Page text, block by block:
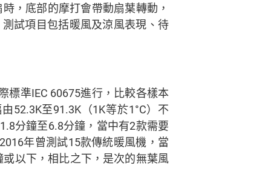
，底部的摩打會帶動扇葉轉動，
試項目包括暖風及涼風表現、待
標準IEC 60675進行，比較各樣本
52.3K至91.3K（1K等於1°C）不
分鐘至6.8分鐘，當中有2款需要
年曾測試15款傳統暖風機，當
以下，相比之下，是次的無葉風